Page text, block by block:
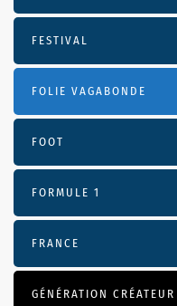
FESTIVAL
FOLIE VAGABONDE
FOOT
FORMULE 1
FRANCE
GÉNÉRATION CRÉATEUR